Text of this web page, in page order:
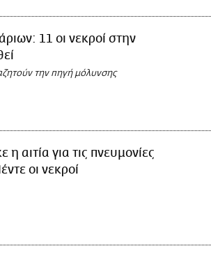
11 οι νεκροί στην
την πηγή μόλυνσης
αιτία για τις πνευμονίες
οι νεκροί